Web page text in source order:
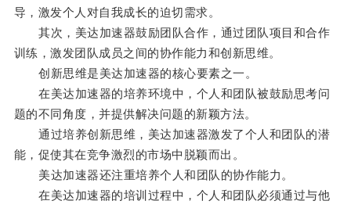
导，激发个人对自我成长的迫切需求。
其次，美达加速器鼓励团队合作，通过团队项目和合作
训练，激发团队成员之间的协作能力和创新思维。
创新思维是美达加速器的核心要素之一。
在美达加速器的培养环境中，个人和团队被鼓励思考问
题的不同角度，并提供解决问题的新颖方法。
通过培养创新思维，美达加速器激发了个人和团队的潜
能，促使其在竞争激烈的市场中脱颖而出。
美达加速器还注重培养个人和团队的协作能力。
在美达加速器的培训过程中，个人和团队必须通过与他